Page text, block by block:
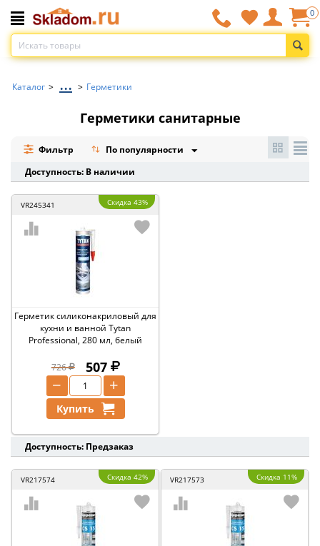
0
Каталог > ... > Герметики
Герметики санитарные
Фильтр
По популярности
Доступность: В наличии
VR245341 Скидка 43%
Герметик силиконакриловый для
кухни и ванной Tytan
Professional, 280 мл, белый
726 507
+
−
Купить
Доступность: Предзаказ
VR217574 Скидка 42% VR217573 Скидка 11%